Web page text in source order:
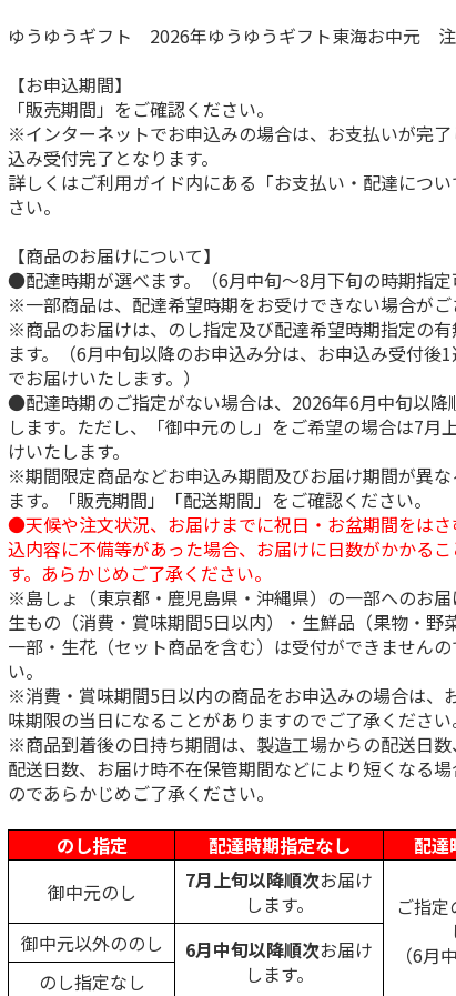
道 冷
3種6
＜お中元＞東京あん
バターパンケーキ６
個入
4.0（1）
2,300円
(送料・税込)
＜お中元＞江戸日本
橋よもぎ草餅１６個
入
4.0（1）
2,000円
(送料・税込)
＜お中元＞な
夏
2,160円
(送料・税込)
ゆうゆうギフト 2026年ゆうゆうギフト東海お中元
【お申込期間】
「販売期間」をご確認ください。
※インターネットでお申込みの場合は、お支払いが完
込み受付完了となります。
詳しくはご利用ガイド内にある「お支払い・配達につ
さい。
【商品のお届けについて】
●配達時期が選べます。（6月中旬～8月下旬の時期指定
※一部商品は、配達希望時期をお受けできない場合がご
※商品のお届けは、のし指定及び配達希望時期指定の有
ます。（6月中旬以降のお申込み分は、お申込み受付後
でお届けいたします。）
●配達時期のご指定がない場合は、2026年6月中旬以降
します。ただし、「御中元のし」をご希望の場合は7月
けいたします。
※期間限定商品などお申込み期間及びお届け期間が異
ます。「販売期間」「配送期間」をご確認ください。
●天候や注文状況、お届けまでに祝日・お盆期間をは
込内容に不備等があった場合、お届けに日数がかかる
す。あらかじめご了承ください。
※島しょ（東京都・鹿児島県・沖縄県）の一部へのお届
生もの（消費・賞味期間5日以内）・生鮮品（果物・野
一部・生花（セット商品を含む）は受付ができません
い。
※消費・賞味期間5日以内の商品をお申込みの場合は、
味期限の当日になることがありますのでご了承ください
※商品到着後の日持ち期間は、製造工場からの配送日
配送日数、お届け時不在保管期間などにより短くなる
のであらかじめご了承ください。
のし指定
配達時期指定なし
配達
御中元のし
7月上旬以降順次お届け
します。
ご指
（6月
御中元以外ののし 6月中旬以降順次お届け
します。
のし指定なし